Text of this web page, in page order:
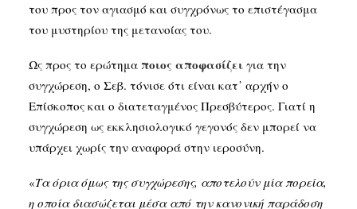
του προς τον αγιασμό και συγχρόνως το επιστέγασμα
του μυστηρίου της μετανοίας του.
Ως προς το ερώτημα ποιος αποφασίζει για την
συγχώρεση, ο Σεβ. τόνισε ότι είναι κατ᾽ αρχήν ο
Επίσκοπος και ο διατεταγμένος Πρεσβύτερος. Γιατί η
συγχώρεση ως εκκλησιολογικό γεγονός δεν μπορεί να
υπάρχει χωρίς την αναφορά στην ιεροσύνη.
«Τα όρια όμως της συγχώρεσης, αποτελούν μία πορεία,
η οποία διασώζεται μέσα από την κανονική παράδοση